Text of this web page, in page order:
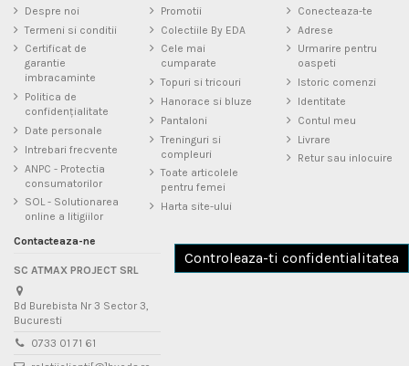
Despre noi
Termeni si conditii
Certificat de
garantie
imbracaminte
Politica de
confidențialitate
Date personale
Intrebari frecvente
ANPC - Protectia
consumatorilor
SOL - Solutionarea
online a litigiilor
Promotii
Colectiile By EDA
Cele mai
cumparate
Topuri si tricouri
Hanorace si bluze
Pantaloni
Treninguri si
compleuri
Toate articolele
pentru femei
Harta site-ului
Conecteaza-te
Adrese
Urmarire pentru
oaspeti
Istoric comenzi
Identitate
Contul meu
Livrare
Retur sau inlocuire
Contacteaza-ne
SC ATMAX PROJECT SRL
Bd Burebista Nr 3 Sector 3,
Bucuresti
0733 01 71 61
Controleaza-ti confidentialitatea